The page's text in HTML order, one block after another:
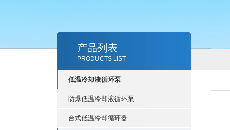
产品列表
PRODUCTS LIST
低温冷却液循环泵
防爆低温冷却液循环泵
台式低温冷却循环器